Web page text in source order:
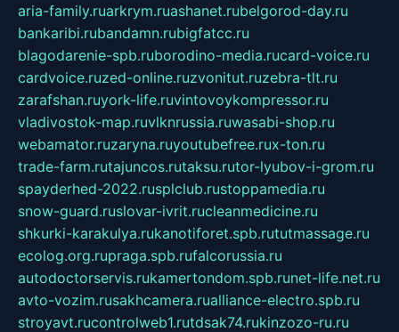
aria-family.ruarkrym.ruashanet.rubelgorod-day.ru
bankaribi.rubandamn.rubigfatcc.ru
blagodarenie-spb.ruborodino-media.rucard-voice.ru
cardvoice.ruzed-online.ruzvonitut.ruzebra-tlt.ru
zarafshan.ruyork-life.ruvintovoykompressor.ru
vladivostok-map.ruvlknrussia.ruwasabi-shop.ru
webamator.ruzaryna.ruyoutubefree.rux-ton.ru
trade-farm.rutajuncos.rutaksu.rutor-lyubov-i-grom.ru
spayderhed-2022.rusplclub.rustoppamedia.ru
snow-guard.ruslovar-ivrit.rucleanmedicine.ru
shkurki-karakulya.rukanotiforet.spb.rututmassage.ru
ecolog.org.rupraga.spb.rufalcorussia.ru
autodoctorservis.rukamertondom.spb.runet-life.net.ru
avto-vozim.rusakhcamera.rualliance-electro.spb.ru
stroyavt.rucontrolweb1.rutdsak74.rukinzozo-ru.ru